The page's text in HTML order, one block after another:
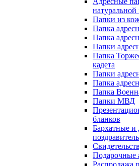
Папки из
Папка
Папка
Папки
Папка
кадета
Папки
Папка
Папка
Папки МВД
бланков
Бархатные и
Подарочные
Распродажа